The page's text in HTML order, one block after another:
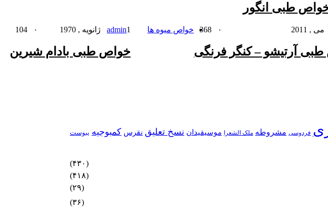
طبی انگور
۰
آرتیشو – کنگر فرنگی
خواص میوه ها admin1 ژانویه , 1970 ۰
خواص طبی بادام شیرین
فردوسی مشروطه ملک الشعرا موسیقیدان نسخ تعلیق نقرس کمبوجیه یبوست
(۴۳۰)
(۴۱۸)
(۲۹)
(۳۶)